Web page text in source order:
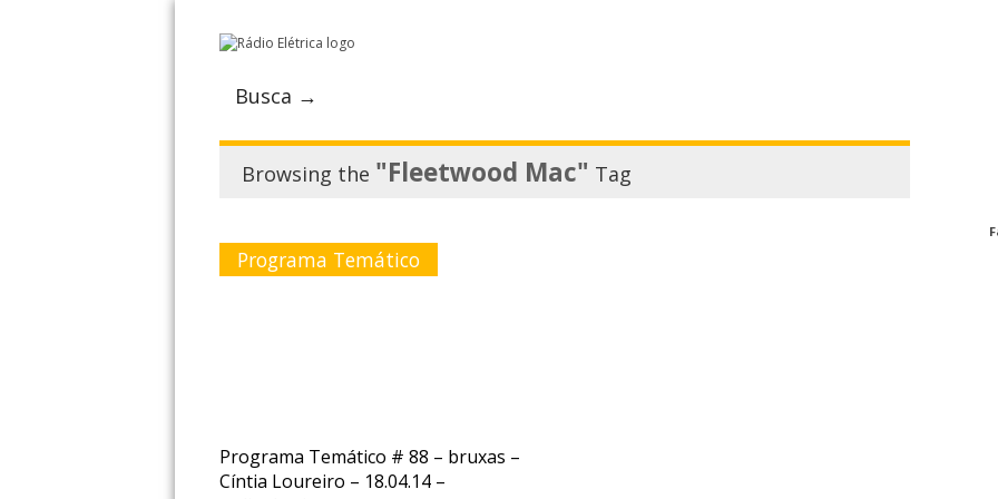
Busca →
Browsing the "Fleetwood Mac" Tag
Programa Temático
Programa Temático # 88 – bruxas –
Cíntia Loureiro – 18.04.14 –